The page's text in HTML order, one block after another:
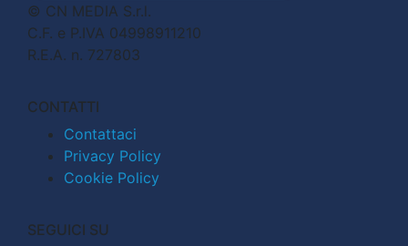
© CN MEDIA S.r.l.
C.F. e P.IVA 04998911210
R.E.A. n. 727803
CONTATTI
Contattaci
Privacy Policy
Cookie Policy
SEGUICI SU